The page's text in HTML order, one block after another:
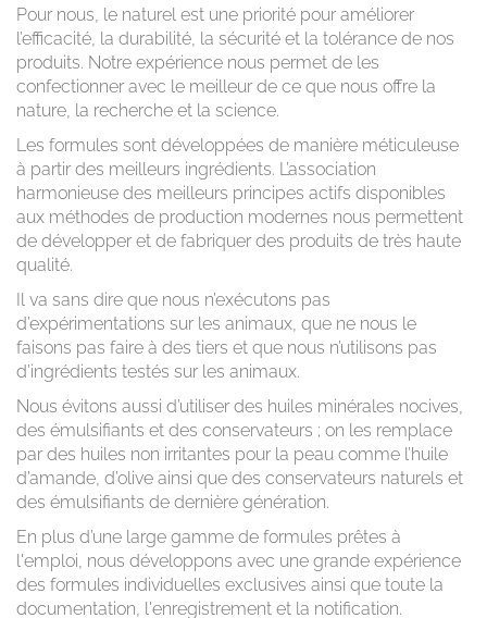
Pour nous, le naturel est une priorité pour améliorer
l’efficacité, la durabilité, la sécurité et la tolérance de nos
produits. Notre expérience nous permet de les
confectionner avec le meilleur de ce que nous offre la
nature, la recherche et la science.
Les formules sont développées de manière méticuleuse
à partir des meilleurs ingrédients. L’association
harmonieuse des meilleurs principes actifs disponibles
aux méthodes de production modernes nous permettent
de développer et de fabriquer des produits de très haute
qualité.
Il va sans dire que nous n’exécutons pas
d’expérimentations sur les animaux, que ne nous le
faisons pas faire à des tiers et que nous n’utilisons pas
d’ingrédients testés sur les animaux.
Nous évitons aussi d’utiliser des huiles minérales nocives,
des émulsifiants et des conservateurs ; on les remplace
par des huiles non irritantes pour la peau comme l’huile
d’amande, d’olive ainsi que des conservateurs naturels et
des émulsifiants de dernière génération.
En plus d’une large gamme de formules prêtes à
l'emploi, nous développons avec une grande expérience
des formules individuelles exclusives ainsi que toute la
documentation, l'enregistrement et la notification.